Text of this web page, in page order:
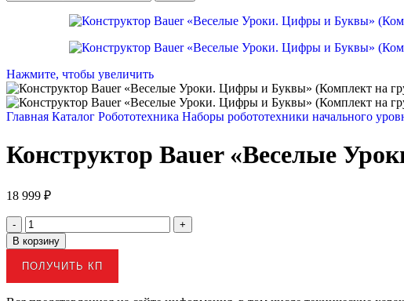
Нажмите, чтобы увеличить
Главная Каталог Робототехника Наборы робототехники начального
Конструктор Bauer «Веселые
18 999 ₽
В корзину
ПОЛУЧИТЬ КП